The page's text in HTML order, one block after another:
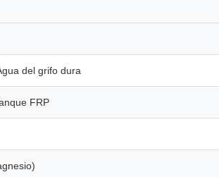
del grifo dura
FRP